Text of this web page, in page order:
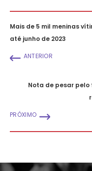
Mais de 5 mil meninas
até junho de 2023
ANTERIOR
Nota de pesar pelo
PRÓXIMO